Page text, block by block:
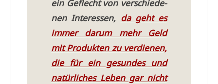
ein Geflecht von ver­schie­de­
nen Inter­es­sen, da geht es
immer dar­um mehr Geld
mit Pro­duk­ten zu ver­die­nen,
die für ein gesun­des und
natür­li­ches Leben gar nicht